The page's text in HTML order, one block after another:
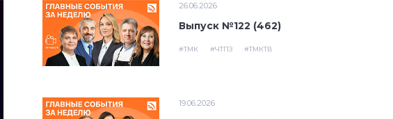
26.06.2026
Выпуск №122 (462)
#ТМК #ЧТПЗ #ТМКТВ
19.06.2026